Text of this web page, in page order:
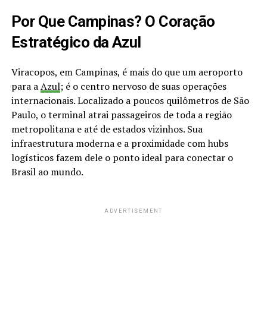
Por Que Campinas? O Coração
Estratégico da Azul
Viracopos, em Campinas, é mais do que um aeroporto
para aAzul; é o centro nervoso de suas operações
internacionais. Localizado a poucos quilômetros de São
Paulo, o terminal atrai passageiros de toda a região
metropolitana e até de estados vizinhos. Sua
infraestrutura moderna e a proximidade com hubs
logísticos fazem dele o ponto ideal para conectar o
Brasil ao mundo.
ADVERTISEMENT